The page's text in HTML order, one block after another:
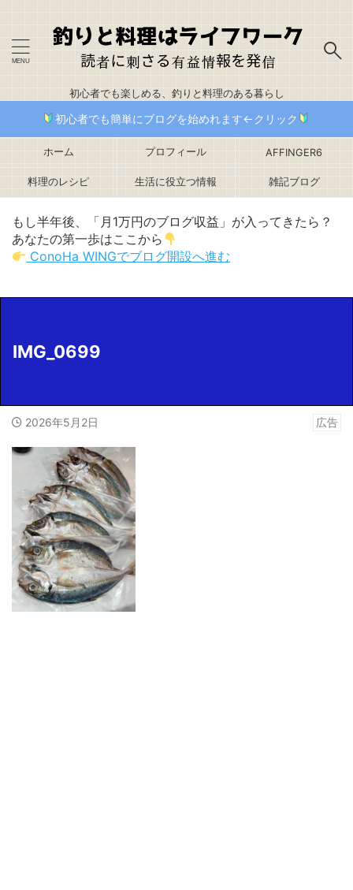
初心者でも楽しめる、釣りと料理のある暮らし
初心者でも簡単にブログを始めれます←クリック
ホーム プロフィール AFFINGER6
料理のレシピ 生活に役立つ情報 雑記ブログ
もし半年後、「月1万円のブログ収益」が入ってきたら？
あなたの第一歩はここから
ConoHa WINGでブログ開設へ進む
IMG_0699
2026年5月2日 広告